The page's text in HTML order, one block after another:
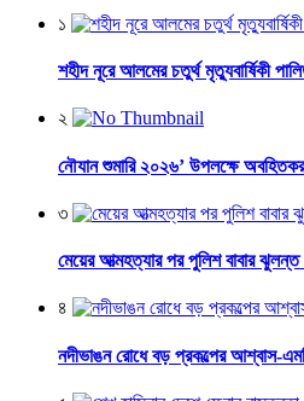
১
শহীদ নূরে আলমের চতুর্থ মৃত্যুবার্ষিকী
২
নৌযান শুমারি ২০২৬’ উপলক্ষে
৩
মেয়ের আত্মহত্যার পর পুলিশ বাবার
৪
নদীভাঙন রোধে বড় প্রকল্পের আশ্বাস-